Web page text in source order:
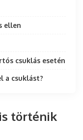
ellen
csuklás esetén
a csuklást?
történik